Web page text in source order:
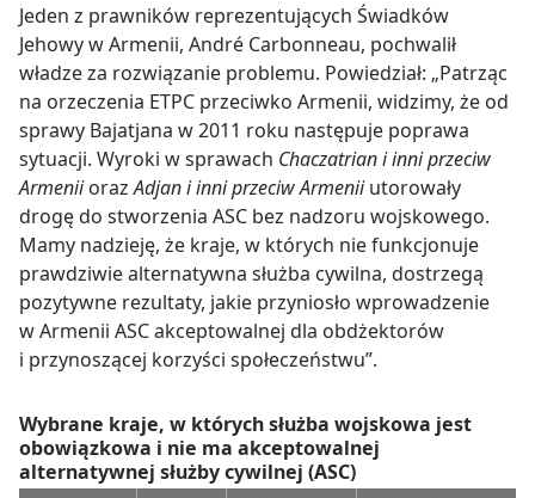
Jeden z prawników reprezentujących Świadków
Jehowy w Armenii, André Carbonneau, pochwalił
władze za rozwiązanie problemu. Powiedział: „Patrząc
na orzeczenia ETPC przeciwko Armenii, widzimy, że od
sprawy Bajatjana w 2011 roku następuje poprawa
sytuacji. Wyroki w sprawach Chaczatrian i inni przeciw
ArmeniiorazAdjan i inni przeciw Armeniiutorowały
drogę do stworzenia ASC bez nadzoru wojskowego.
Mamy nadzieję, że kraje, w których nie funkcjonuje
prawdziwie alternatywna służba cywilna, dostrzegą
pozytywne rezultaty, jakie przyniosło wprowadzenie
w Armenii ASC akceptowalnej dla obdżektorów
i przynoszącej korzyści społeczeństwu”.
Wybrane kraje, w których służba wojskowa jest
obowiązkowa i nie ma akceptowalnej
alternatywnej służby cywilnej (ASC)